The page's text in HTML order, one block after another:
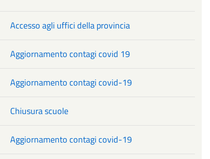
Accesso agli uffici della provincia
Aggiornamento contagi covid 19
Aggiornamento contagi covid-19
Chiusura scuole
Aggiornamento contagi covid-19